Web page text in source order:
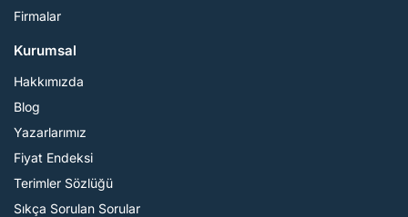
Firmalar
Kurumsal
Hakkımızda
Blog
Yazarlarımız
Fiyat Endeksi
Terimler Sözlüğü
Sıkça Sorulan Sorular